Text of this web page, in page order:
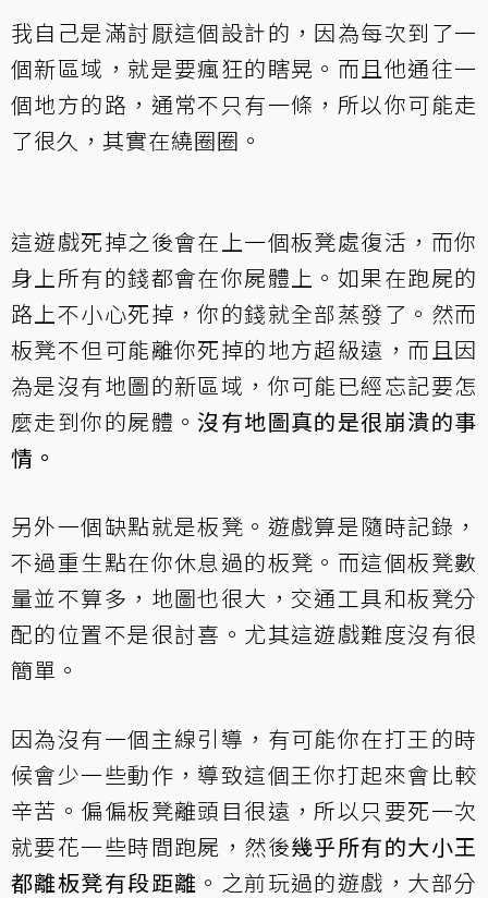
我自己是滿討厭這個設計的，因為每次到了一
個新區域，就是要瘋狂的瞎晃。而且他通往一
個地方的路，通常不只有一條，所以你可能走
了很久，其實在繞圈圈。
這遊戲死掉之後會在上一個板凳處復活，而你
身上所有的錢都會在你屍體上。如果在跑屍的
路上不小心死掉，你的錢就全部蒸發了。然而
板凳不但可能離你死掉的地方超級遠，而且因
為是沒有地圖的新區域，你可能已經忘記要怎
麼走到你的屍體。沒有地圖真的是很崩潰的事
情。
另外一個缺點就是板凳。遊戲算是隨時記錄，
不過重生點在你休息過的板凳。而這個板凳數
量並不算多，地圖也很大，交通工具和板凳分
配的位置不是很討喜。尤其這遊戲難度沒有很
簡單。
因為沒有一個主線引導，有可能你在打王的時
候會少一些動作，導致這個王你打起來會比較
辛苦。偏偏板凳離頭目很遠，所以只要死一次
就要花一些時間跑屍，然後幾乎所有的大小王
都離板凳有段距離 。之前玩過的遊戲，大部分